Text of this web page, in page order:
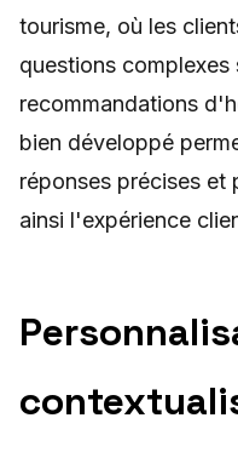
tourisme, où les
questions complexes
recommandations
bien développé
réponses précises et
ainsi l'expérience